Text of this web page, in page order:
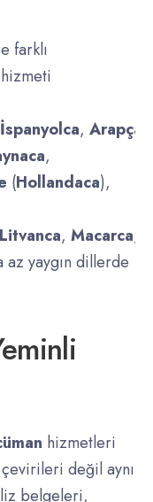
farklı
hizmeti
İspanyolca, Arapça
,
(Hollandaca),
Litvanca, Macarca,
yaygın dillerde
hizmetleri
değil aynı
belgeleri,